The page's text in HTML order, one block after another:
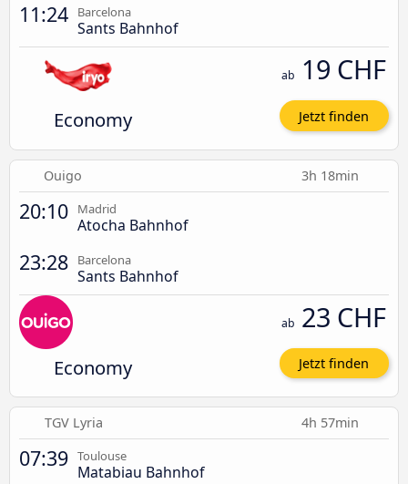
11:24 Barcelona
Sants Bahnhof
Economy
ab 19 CHF
Jetzt finden
Ouigo 3h 18min
20:10 Madrid
Atocha Bahnhof
23:28 Barcelona
Sants Bahnhof
Economy
ab 23 CHF
Jetzt finden
TGV Lyria 4h 57min
07:39 Toulouse
Matabiau Bahnhof